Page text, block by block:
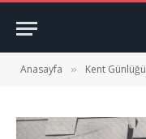
Anasayfa » Kent Günlüğü